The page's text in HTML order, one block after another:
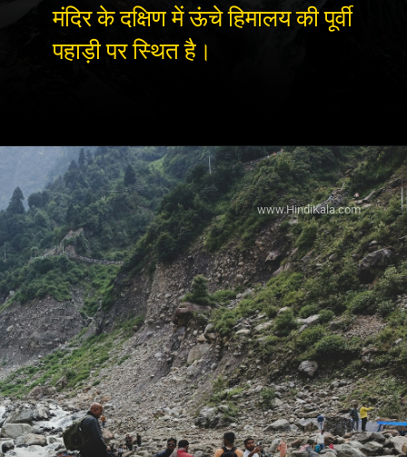
मंदिर के दक्षिण में ऊंचे हिमालय की पूर्वी
पहाड़ी पर स्थित है।
www.HindiKala.com